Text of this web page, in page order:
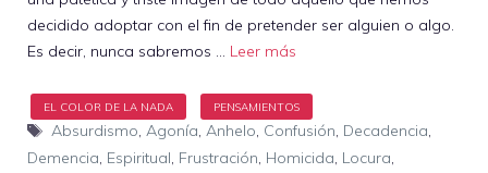
decidido adoptar con el fin de pretender ser alguien o algo.
Es decir, nunca sabremos … Leer más
Etiquetas
Absurdismo, Agonía, Anhelo, Confusión, Decadencia,
Demencia, Espiritual, Frustración, Homicida, Locura,